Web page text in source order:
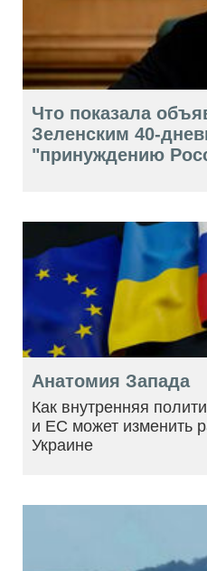
Что показала
Зеленским 40-
"принуждению
Анатомия Запада
Как внутренняя
и ЕС может изменить
Украине